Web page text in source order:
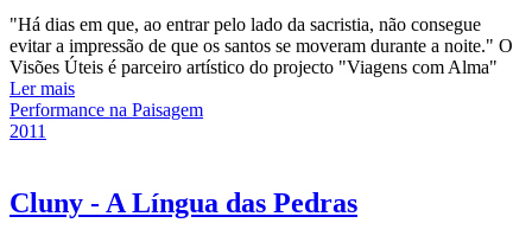
"Há dias em que, ao entrar pelo lado da sacristia, não consegue
evitar a impressão de que os santos se moveram durante a noite." O
Visões Úteis é parceiro artístico do projecto "Viagens com Alma"
Ler mais
Performance na Paisagem
2011
Cluny - A Língua das Pedras